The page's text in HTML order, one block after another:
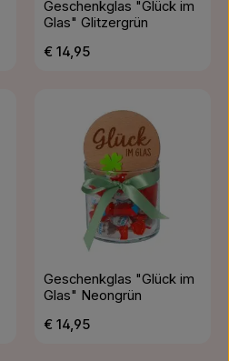
Geschenkglas "Glück im
Glas" Glitzergrün
Regulärer Preis:
€ 14,95
Geschenkglas "Glück im
Glas" Neongrün
Regulärer Preis:
€ 14,95